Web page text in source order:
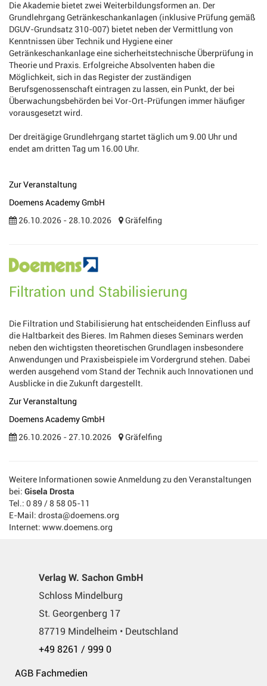
Die Akademie bietet zwei Weiterbildungsformen an. Der
Grundlehrgang Getränkeschankanlagen (inklusive Prüfung gemäß
DGUV-Grundsatz 310-007) bietet neben der Vermittlung von
Kenntnissen über Technik und Hygiene einer
Getränkeschankanlage eine sicherheitstechnische Überprüfung in
Theorie und Praxis. Erfolgreiche Absolventen haben die
Möglichkeit, sich in das Register der zuständigen
Berufsgenossenschaft eintragen zu lassen, ein Punkt, der bei
Überwachungsbehörden bei Vor-Ort-Prüfungen immer häufiger
vorausgesetzt wird.
Der dreitägige Grundlehrgang startet täglich um 9.00 Uhr und
endet am dritten Tag um 16.00 Uhr.
Zur Veranstaltung
Doemens Academy GmbH
26.10.2026 - 28.10.2026
Gräfelfing
Filtration und Stabilisierung
Die Filtration und Stabilisierung hat entscheidenden Einfluss auf
die Haltbarkeit des Bieres. Im Rahmen dieses Seminars werden
neben den wichtigsten theoretischen Grundlagen insbesondere
Anwendungen und Praxisbeispiele im Vordergrund stehen. Dabei
werden ausgehend vom Stand der Technik auch Innovationen und
Ausblicke in die Zukunft dargestellt.
Zur Veranstaltung
Doemens Academy GmbH
26.10.2026 - 27.10.2026
Gräfelfing
Weitere Informationen sowie Anmeldung zu den Veranstaltungen
bei: Gisela Drosta
Tel.: 0 89 / 8 58 05-11
E-Mail: drosta@doemens.org
Internet: www.doemens.org
Verlag W. Sachon GmbH
Schloss Mindelburg
St. Georgenberg 17
87719 Mindelheim • Deutschland
+49 8261 / 999 0
AGB Fachmedien